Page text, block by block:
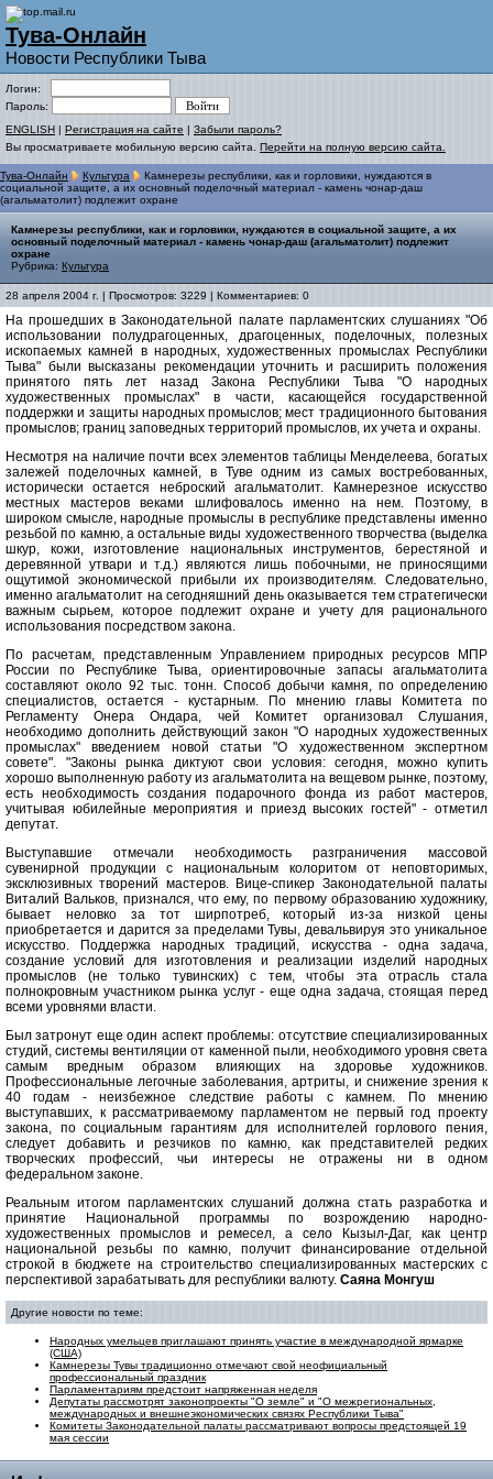
Тува-Онлайн
Новости Республики Тыва
Логин:
Пароль:
ENGLISH | Регистрация на сайте | Забыли пароль?
Вы просматриваете мобильную версию сайта. Перейти на полную версию сайта.
Тува-Онлайн Культура
Камнерезы республики, как и горловики, нуждаются в
социальной защите, а их основный поделочный материал - камень чонар-даш
(агальматолит) подлежит охране
Камнерезы республики, как и горловики, нуждаются в социальной защите, а их
основный поделочный материал - камень чонар-даш (агальматолит) подлежит
охране
Рубрика: Культура
28 апреля 2004 г. | Просмотров: 3229 | Комментариев: 0
На прошедших в Законодательной палате парламентских слушаниях "Об
использовании полудрагоценных, драгоценных, поделочных, полезных
ископаемых камней в народных, художественных промыслах Республики
Тыва" были высказаны рекомендации уточнить и расширить положения
принятого пять лет назад Закона Республики Тыва "О народных
художественных промыслах" в части, касающейся государственной
поддержки и защиты народных промыслов; мест традиционного бытования
промыслов; границ заповедных территорий промыслов, их учета и охраны.
Несмотря на наличие почти всех элементов таблицы Менделеева, богатых
залежей поделочных камней, в Туве одним из самых востребованных,
исторически остается неброский агальматолит. Камнерезное искусство
местных мастеров веками шлифовалось именно на нем. Поэтому, в
широком смысле, народные промыслы в республике представлены именно
резьбой по камню, а остальные виды художественного творчества (выделка
шкур, кожи, изготовление национальных инструментов, берестяной и
деревянной утвари и т.д.) являются лишь побочными, не приносящими
ощутимой экономической прибыли их производителям. Следовательно,
именно агальматолит на сегодняшний день оказывается тем стратегически
важным сырьем, которое подлежит охране и учету для рационального
использования посредством закона.
По расчетам, представленным Управлением природных ресурсов МПР
России по Республике Тыва, ориентировочные запасы агальматолита
составляют около 92 тыс. тонн. Способ добычи камня, по определению
специалистов, остается - кустарным. По мнению главы Комитета по
Регламенту Онера Ондара, чей Комитет организовал Слушания,
необходимо дополнить действующий закон "О народных художественных
промыслах" введением новой статьи "О художественном экспертном
совете". "Законы рынка диктуют свои условия: сегодня, можно купить
хорошо выполненную работу из агальматолита на вещевом рынке, поэтому,
есть необходимость создания подарочного фонда из работ мастеров,
учитывая юбилейные мероприятия и приезд высоких гостей" - отметил
депутат.
Выступавшие отмечали необходимость разграничения массовой
сувенирной продукции с национальным колоритом от неповторимых,
эксклюзивных творений мастеров. Вице-спикер Законодательной палаты
Виталий Вальков, признался, что ему, по первому образованию художнику,
бывает неловко за тот ширпотреб, который из-за низкой цены
приобретается и дарится за пределами Тувы, девальвируя это уникальное
искусство. Поддержка народных традиций, искусства - одна задача,
создание условий для изготовления и реализации изделий народных
промыслов (не только тувинских) с тем, чтобы эта отрасль стала
полнокровным участником рынка услуг - еще одна задача, стоящая перед
всеми уровнями власти.
Был затронут еще один аспект проблемы: отсутствие специализированных
студий, системы вентиляции от каменной пыли, необходимого уровня света
самым вредным образом влияющих на здоровье художников.
Профессиональные легочные заболевания, артриты, и снижение зрения к
40 годам - неизбежное следствие работы с камнем. По мнению
выступавших, к рассматриваемому парламентом не первый год проекту
закона, по социальным гарантиям для исполнителей горлового пения,
следует добавить и резчиков по камню, как представителей редких
творческих профессий, чьи интересы не отражены ни в одном
федеральном законе.
Реальным итогом парламентских слушаний должна стать разработка и
принятие Национальной программы по возрождению народно-
художественных промыслов и ремесел, а село Кызыл-Даг, как центр
национальной резьбы по камню, получит финансирование отдельной
строкой в бюджете на строительство специализированных мастерских с
перспективой зарабатывать для республики валюту. Саяна Монгуш
Другие новости по теме:
Народных умельцев приглашают принять участие в международной ярмарке
(США)
Камнерезы Тувы традиционно отмечают свой неофициальный
профессиональный праздник
Парламентариям предстоит напряженная неделя
Депутаты рассмотрят законопроекты "О земле" и "О межрегиональных,
международных и внешнеэкономических связях Республики Тыва"
Комитеты Законодательной палаты рассматривают вопросы предстоящей 19
мая сессии